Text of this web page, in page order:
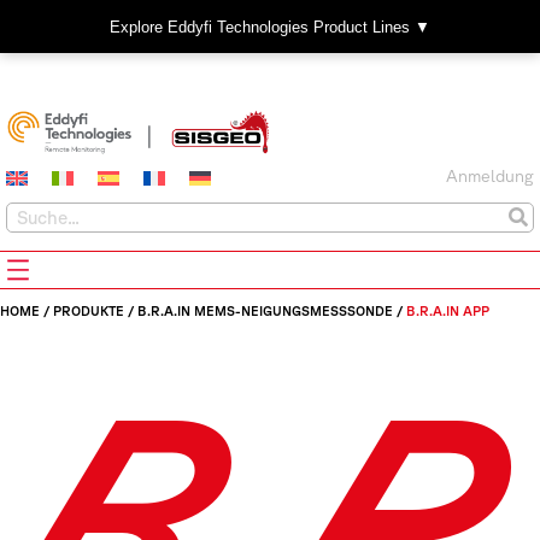
Explore Eddyfi Technologies Product Lines ▼
Anmeldung
HOME / PRODUKTE / B.R.A.IN MEMS-NEIGUNGSMESSSONDE / B.R.A.IN APP